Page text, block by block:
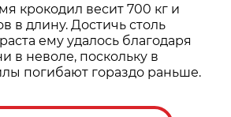
крокодил весит 700 кг и
в длину. Достичь столь
ему удалось благодаря
в неволе, поскольку в
погибают гораздо раньше.